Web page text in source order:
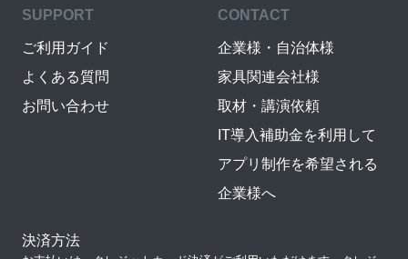
SUPPORT
ご利用ガイド
よくある質問
お問い合わせ
CONTACT
企業様・自治体様
家具関連会社様
取材・講演依頼
IT導入補助金を利用して
アプリ制作を希望される
企業様へ
決済方法